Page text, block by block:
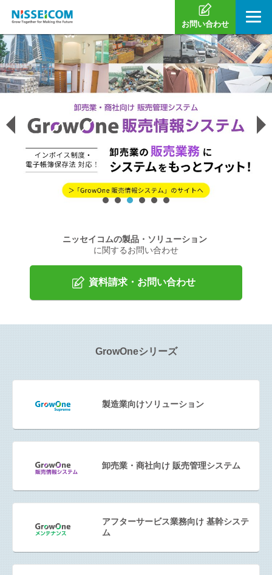
お問い合わせ
ニッセイコムの製品・ソリューション
に関するお問い合わせ
資料請求・お問い合わせ
GrowOneシリーズ
製造業向けソリューション
卸売業・商社向け 販売管理システム
アフターサービス業務向け 基幹システ
ム